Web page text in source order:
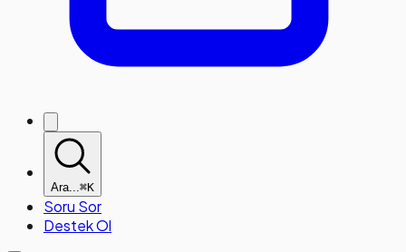
Ara...⌘K
Soru Sor
Destek Ol